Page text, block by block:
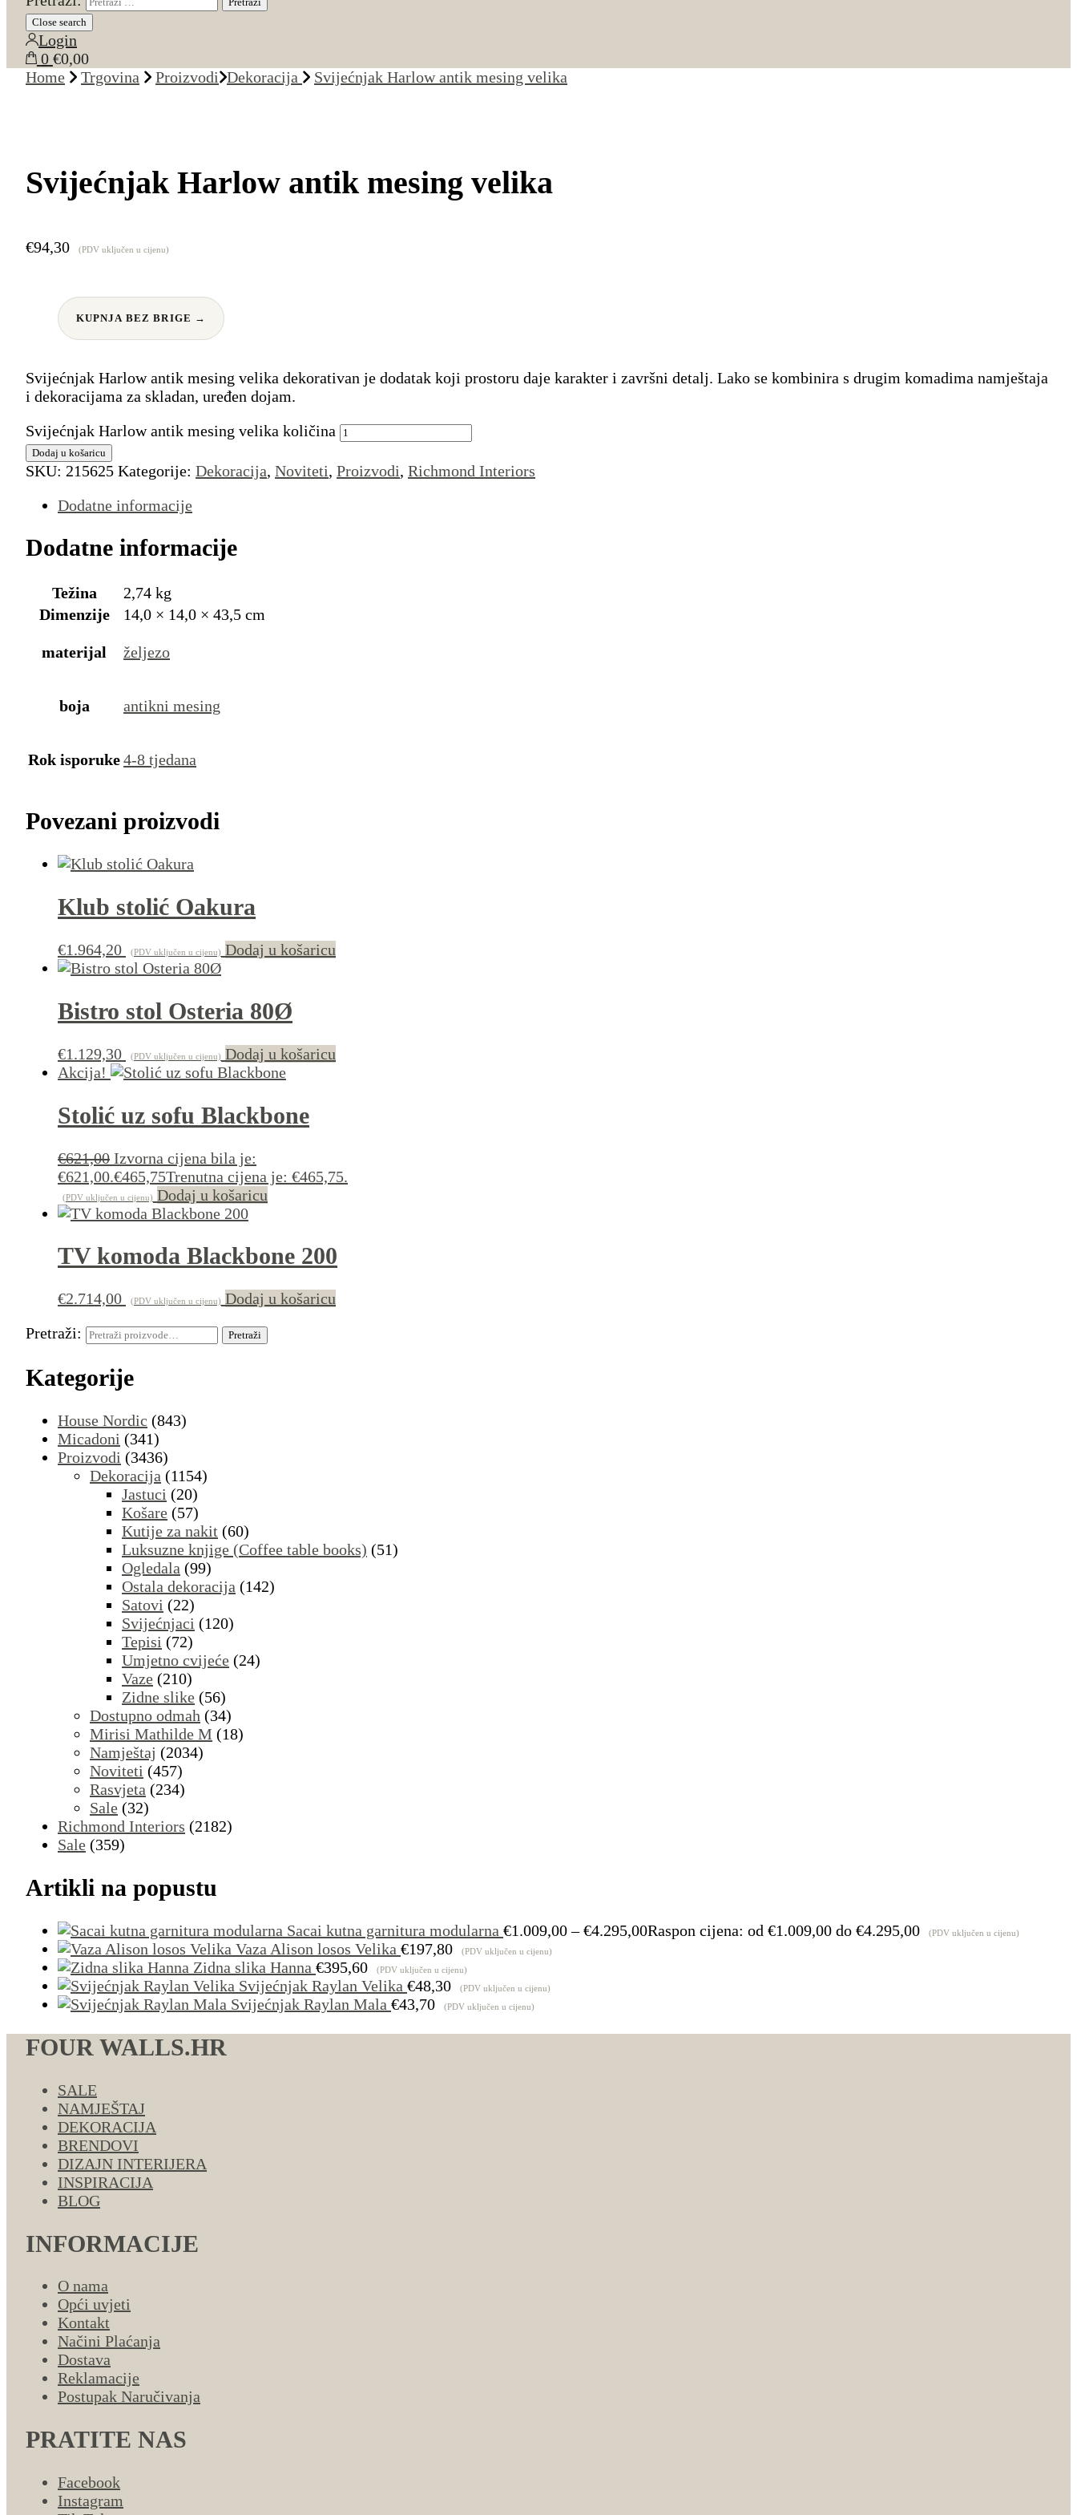
Close search
Login
0 €0,00
Home
Trgovina Proizvodi Dekoracija Svijećnjak Harlow antik mesing velika
Svijećnjak Harlow antik mesing velika
€94,30 (PDV uključen u cijenu)
KUPNJA BEZ BRIGE →
Svijećnjak Harlow antik mesing velika dekorativan je dodatak koji prostoru daje karakter i završni detalj. Lako se kombinira s drugim komadima namještaja
i dekoracijama za skladan, uređen dojam.
Svijećnjak Harlow antik mesing velika količina
Dodaj u košaricu
SKU: 215625 Kategorije: Dekoracija, Noviteti, Proizvodi, Richmond Interiors
Dodatne informacije
Dodatne informacije
Težina
2,74 kg
Dimenzije
14,0 × 14,0 × 43,5 cm
materijal željezo
boja antikni mesing
Rok isporuke4-8 tjedana
Povezani proizvodi
Klub stolić Oakura
€1.964,20 (PDV uključen u cijenu) Dodaj u košaricu
Bistro stol Osteria 80Ø
€1.129,30 (PDV uključen u cijenu) Dodaj u košaricu
Akcija!
Stolić uz sofu Blackbone
€621,00 Izvorna cijena bila je:
€621,00.€465,75Trenutna cijena je: €465,75.
(PDV uključen u cijenu) Dodaj u košaricu
TV komoda Blackbone 200
€2.714,00 (PDV uključen u cijenu) Dodaj u košaricu
Pretraži:
Pretraži
Kategorije
House Nordic (843)
Micadoni (341)
Proizvodi (3436)
Dekoracija (1154)
Jastuci (20)
Košare (57)
Kutije za nakit (60)
Luksuzne knjige (Coffee table books) (51)
Ogledala (99)
Ostala dekoracija (142)
Satovi (22)
Svijećnjaci (120)
Tepisi (72)
Umjetno cvijeće (24)
Vaze (210)
Zidne slike (56)
Dostupno odmah (34)
Mirisi Mathilde M (18)
Namještaj (2034)
Noviteti (457)
Rasvjeta (234)
Sale (32)
Richmond Interiors (2182)
Sale (359)
Artikli na popustu
Sacai kutna garnitura modularna €1.009,00 – €4.295,00Raspon cijena: od €1.009,00 do €4.295,00 (PDV uključen u cijenu)
Vaza Alison losos Velika €197,80 (PDV uključen u cijenu)
Zidna slika Hanna €395,60 (PDV uključen u cijenu)
Svijećnjak Raylan Velika €48,30 (PDV uključen u cijenu)
Svijećnjak Raylan Mala €43,70 (PDV uključen u cijenu)
FOUR WALLS.HR
SALE
NAMJEŠTAJ
DEKORACIJA
BRENDOVI
DIZAJN INTERIJERA
INSPIRACIJA
BLOG
INFORMACIJE
O nama
Opći uvjeti
Kontakt
Načini Plaćanja
Dostava
Reklamacije
Postupak Naručivanja
PRATITE NAS
Facebook
Instagram